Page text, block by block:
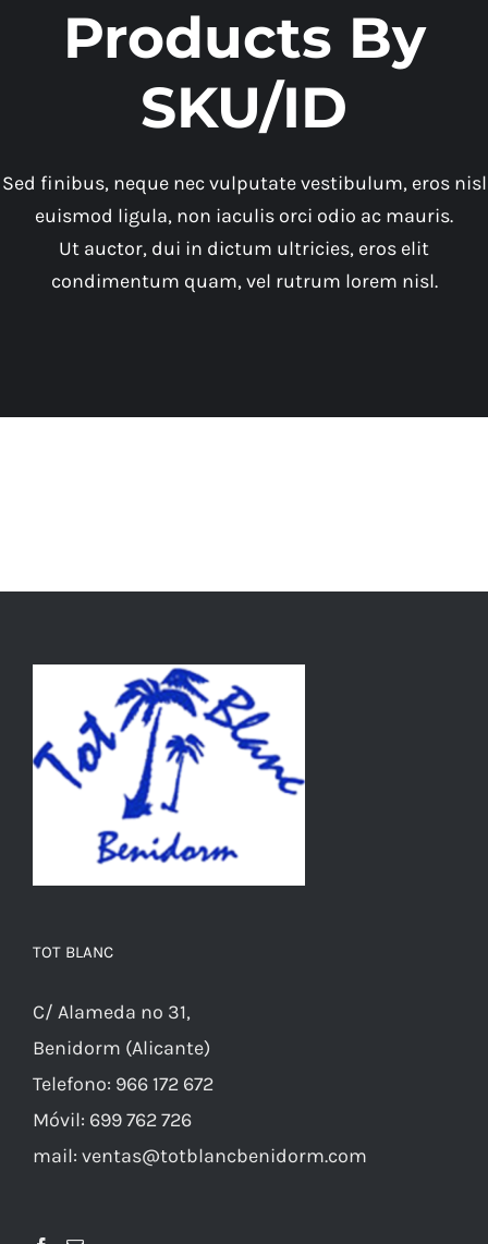
Products By
SKU/ID
Sed finibus, neque nec vulputate vestibulum, eros nisl
euismod ligula, non iaculis orci odio ac mauris.
Ut auctor, dui in dictum ultricies, eros elit
condimentum quam, vel rutrum lorem nisl.
TOT BLANC
C/ Alameda nº 31,
Benidorm (Alicante)
Telefono: 966 172 672
Móvil: 699 762 726
mail: ventas@totblancbenidorm.com